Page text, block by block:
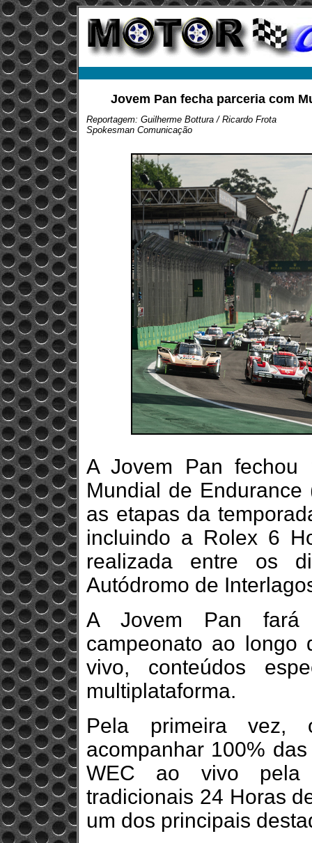
Jovem Pan fecha parceria com
Reportagem: Guilherme Bottura / Ricardo Frota
Spokesman Comunicação
A Jovem Pan fechou
Mundial de
as etapas da
incluindo a Rolex 6
realizada entre os
Autódromo de
A Jovem Pan fará
campeonato ao longo
vivo, conteúdos
multiplataforma.
Pela primeira vez,
acompanhar 100%
WEC ao vivo pela
tradicionais 24 Horas
um dos principais